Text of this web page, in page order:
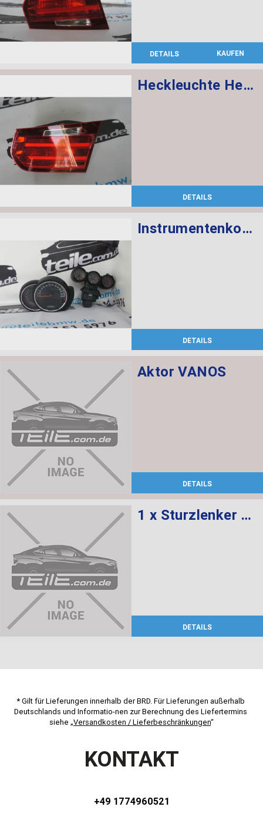
DETAILS KAUFEN
Heckleuchte Heckklappe rechts
DETAILS
Instrumentenkombination KMH Chrono Paket
DETAILS
Aktor VANOS
DETAILS
1 x Sturzlenker mit Gummilager, 1 x Abdeckung rechts
DETAILS
* Gilt für Lieferungen innerhalb der BRD. Für Lieferungen außerhalb
Deutschlands und Informatio-nen zur Berechnung des Liefertermins
siehe „Versandkosten / Lieferbeschränkungen“
KONTAKT
+49 1774960521